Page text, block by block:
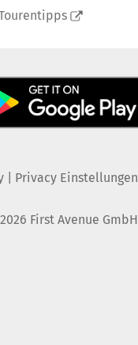
| Privacy Einstellungen
2026 First Avenue GmbH